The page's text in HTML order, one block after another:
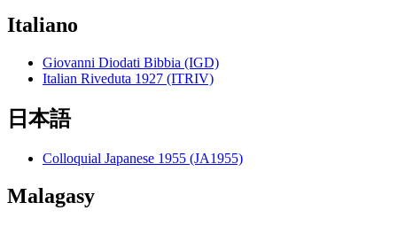
Italiano
Giovanni Diodati Bibbia (IGD)
Italian Riveduta 1927 (ITRIV)
日本語
Colloquial Japanese 1955 (JA1955)
Malagasy